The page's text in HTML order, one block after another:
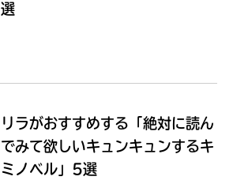
Loading...
選
リラがおすすめする 「絶対に読ん
でみて欲しいキュンキュンするキ
ミノベル」5選